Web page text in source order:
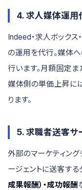
4. 求人媒体運用
Indeed・求人ボックス
の運用を代行。媒体
行います。月額固定
媒体側の単価上昇に
ります。
5. 求職者送客サ
外部のマーケティン
ージェントに送客する
成果報酬）・成功報酬